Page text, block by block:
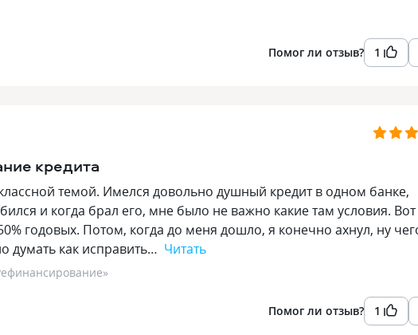
Помог ли отзыв? 1
кредита
темой. Имелся довольно душный кредит в одном банке,
и когда брал его, мне было не важно какие там условия. Вот
годовых. Потом, когда до меня дошло, я конечно ахнул, ну
думать как исправить… Читать
»
Помог ли отзыв? 1